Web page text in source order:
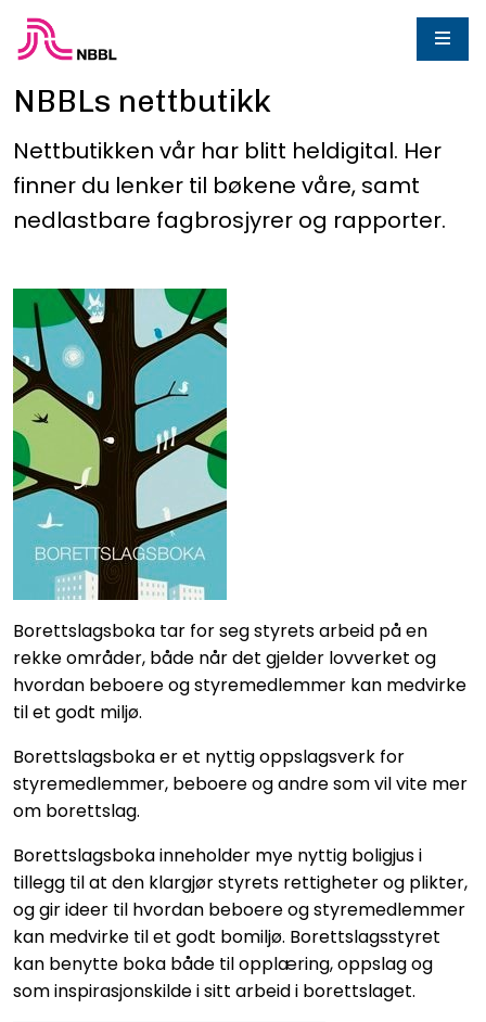
NBBLs nettbutikk
Nettbutikken vår har blitt heldigital. Her
finner du lenker til bøkene våre, samt
nedlastbare fagbrosjyrer og rapporter.
Borettslagsboka tar for seg styrets arbeid på en
rekke områder, både når det gjelder lovverket og
hvordan beboere og styremedlemmer kan medvirke
til et godt miljø.
Borettslagsboka er et nyttig oppslagsverk for
styremedlemmer, beboere og andre som vil vite mer
om borettslag.
Borettslagsboka inneholder mye nyttig boligjus i
tillegg til at den klargjør styrets rettigheter og plikter,
og gir ideer til hvordan beboere og styremedlemmer
kan medvirke til et godt bomiljø. Borettslagsstyret
kan benytte boka både til opplæring, oppslag og
som inspirasjonskilde i sitt arbeid i borettslaget.